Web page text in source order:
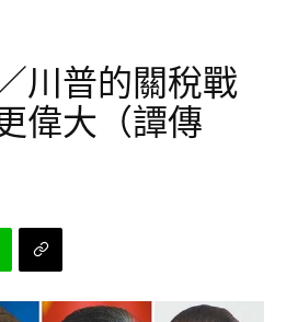
川普的關稅戰
偉大（譚傳